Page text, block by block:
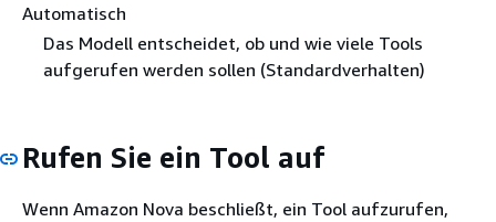
Automatisch
Das Modell entscheidet, ob und wie viele Tools
aufgerufen werden sollen (Standardverhalten)
Rufen Sie ein Tool auf
Wenn Amazon Nova beschließt, ein Tool aufzurufen,